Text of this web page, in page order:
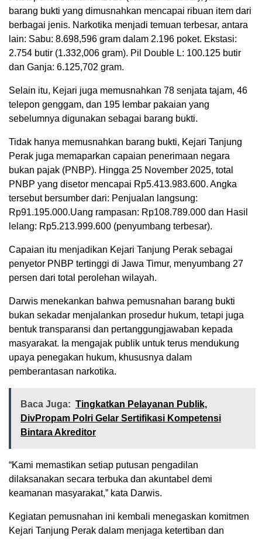
barang bukti yang dimusnahkan mencapai ribuan item dari
berbagai jenis. Narkotika menjadi temuan terbesar, antara
lain: Sabu: 8.698,596 gram dalam 2.196 poket. Ekstasi:
2.754 butir (1.332,006 gram). Pil Double L: 100.125 butir
dan Ganja: 6.125,702 gram.
Selain itu, Kejari juga memusnahkan 78 senjata tajam, 46
telepon genggam, dan 195 lembar pakaian yang
sebelumnya digunakan sebagai barang bukti.
Tidak hanya memusnahkan barang bukti, Kejari Tanjung
Perak juga memaparkan capaian penerimaan negara
bukan pajak (PNBP). Hingga 25 November 2025, total
PNBP yang disetor mencapai Rp5.413.983.600. Angka
tersebut bersumber dari: Penjualan langsung:
Rp91.195.000.Uang rampasan: Rp108.789.000 dan Hasil
lelang: Rp5.213.999.600 (penyumbang terbesar).
Capaian itu menjadikan Kejari Tanjung Perak sebagai
penyetor PNBP tertinggi di Jawa Timur, menyumbang 27
persen dari total perolehan wilayah.
Darwis menekankan bahwa pemusnahan barang bukti
bukan sekadar menjalankan prosedur hukum, tetapi juga
bentuk transparansi dan pertanggungjawaban kepada
masyarakat. Ia mengajak publik untuk terus mendukung
upaya penegakan hukum, khususnya dalam
pemberantasan narkotika.
Baca Juga: Tingkatkan Pelayanan Publik,
DivPropam Polri Gelar Sertifikasi Kompetensi
Bintara Akreditor
“Kami memastikan setiap putusan pengadilan
dilaksanakan secara terbuka dan akuntabel demi
keamanan masyarakat,” kata Darwis.
Kegiatan pemusnahan ini kembali menegaskan komitmen
Kejari Tanjung Perak dalam menjaga ketertiban dan